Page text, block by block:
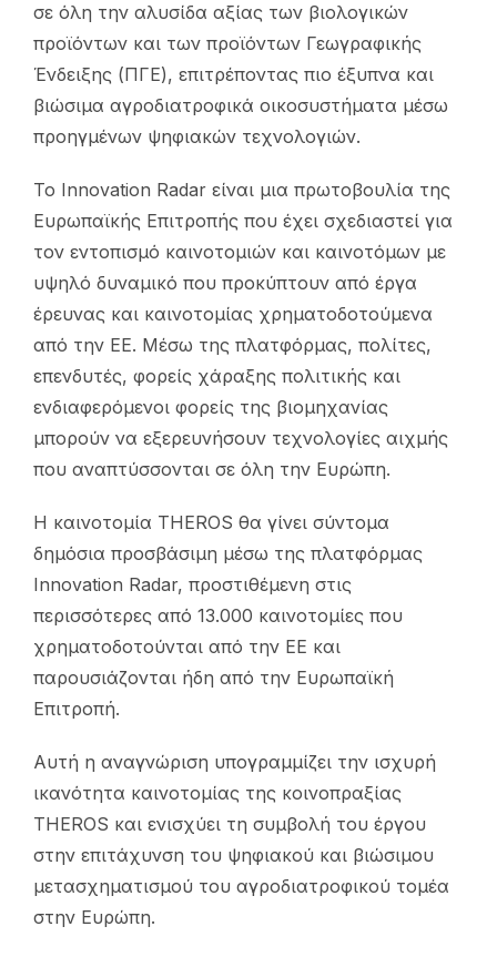
σε όλη την αλυσίδα αξίας των βιολογικών
προϊόντων και των προϊόντων Γεωγραφικής
Ένδειξης (ΠΓΕ), επιτρέποντας πιο έξυπνα και
βιώσιμα αγροδιατροφικά οικοσυστήματα μέσω
προηγμένων ψηφιακών τεχνολογιών.
Το Innovation Radar είναι μια πρωτοβουλία της
Ευρωπαϊκής Επιτροπής που έχει σχεδιαστεί για
τον εντοπισμό καινοτομιών και καινοτόμων με
υψηλό δυναμικό που προκύπτουν από έργα
έρευνας και καινοτομίας χρηματοδοτούμενα
από την ΕΕ. Μέσω της πλατφόρμας, πολίτες,
επενδυτές, φορείς χάραξης πολιτικής και
ενδιαφερόμενοι φορείς της βιομηχανίας
μπορούν να εξερευνήσουν τεχνολογίες αιχμής
που αναπτύσσονται σε όλη την Ευρώπη.
Η καινοτομία THEROS θα γίνει σύντομα
δημόσια προσβάσιμη μέσω της πλατφόρμας
Innovation Radar, προστιθέμενη στις
περισσότερες από 13.000 καινοτομίες που
χρηματοδοτούνται από την ΕΕ και
παρουσιάζονται ήδη από την Ευρωπαϊκή
Επιτροπή.
Αυτή η αναγνώριση υπογραμμίζει την ισχυρή
ικανότητα καινοτομίας της κοινοπραξίας
THEROS και ενισχύει τη συμβολή του έργου
στην επιτάχυνση του ψηφιακού και βιώσιμου
μετασχηματισμού του αγροδιατροφικού τομέα
στην Ευρώπη.